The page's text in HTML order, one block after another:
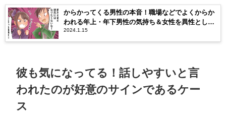
からかってくる男性の本音！職場などでよくからか
われる年上・年下男性の気持ち＆女性を異性として
見ていない時のからかい方
2024.1.15
彼も気になってる！話しやすいと言
われたのが好意のサインであるケー
ス